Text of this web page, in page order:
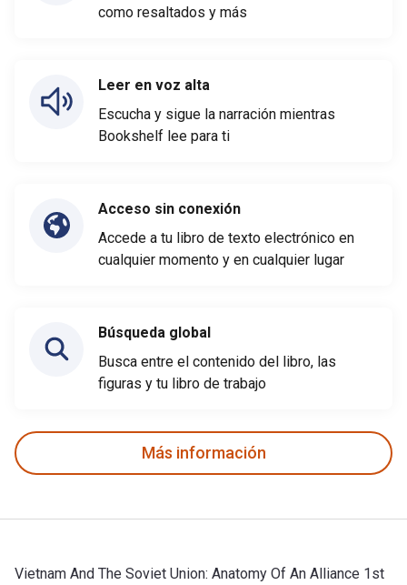
como resaltados y más
Leer en voz alta
Escucha y sigue la narración mientras
Bookshelf lee para ti
Acceso sin conexión
Accede a tu libro de texto electrónico en
cualquier momento y en cualquier lugar
Búsqueda global
Busca entre el contenido del libro, las
figuras y tu libro de trabajo
Más información
Vietnam And The Soviet Union: Anatomy Of An Alliance 1st